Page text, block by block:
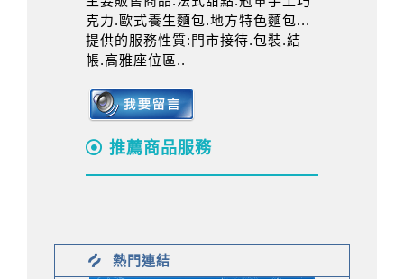
克力.歐式養生麵包.地方特色麵包...
提供的服務性質:門市接待.包裝.結
帳.高雅座位區..
推薦商品服務
熱門連結